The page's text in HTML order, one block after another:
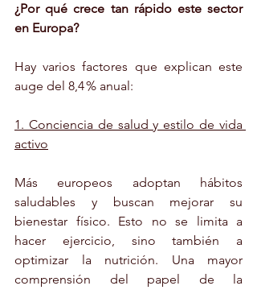
¿Por qué crece tan rápido este sector
en Europa?
Hay varios factores que explican este
auge del 8,4 % anual:
1. Conciencia de salud y estilo de vida
activo
Más europeos adoptan hábitos
saludables y buscan mejorar su
bienestar físico. Esto no se limita a
hacer ejercicio, sino también a
optimizar la nutrición. Una mayor
comprensión del papel de la